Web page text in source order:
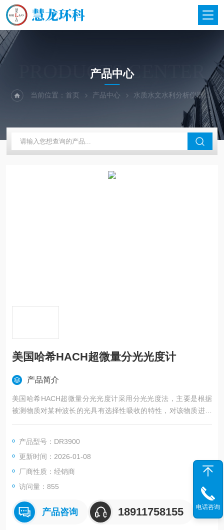
PRODUCTS CENTER
产品中心
当前位置：首页 产品中心 水质水文水利分析仪器
美国哈希HACH超微量分光光度计
产品简介
美国哈希HACH超微量分光光度计采用分光光度法，主要是根据
被测物质对某种波长的光具有选择性吸收的特性，对该物质进行
定性和定量分析，仪器被广泛应用于工业、市政、环保、教育等
产品型号：DR3900
更新时间：2026-01-08
厂商性质：经销商
访问量：855
产品咨询 18911758155 电话咨询